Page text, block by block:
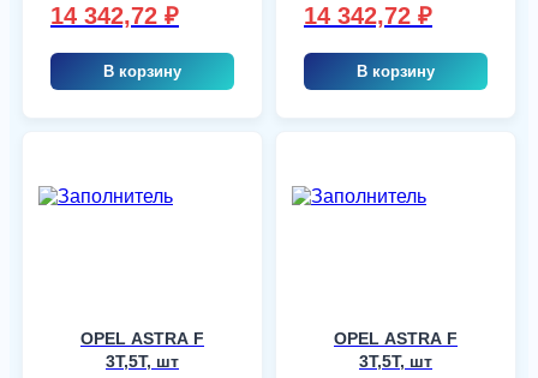
14 342,72 ₽
В корзину
14 342,72 ₽
В корзину
OPEL ASTRA F
3T,5T, шт
OPEL ASTRA F
3T,5T, шт